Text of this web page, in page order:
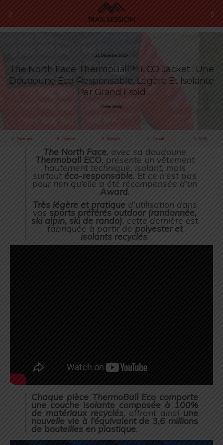
21 Décembre 2019
The North Face ThermoBall™ ECO Jacket : Une
Doudoune Éco-Responsable, Légère Et Isolante
Par Grand Froid
Cédric Masip
Partager Tweeter Épingler E-mail SMS
The North Face, avec sa doudoune
Thermoball ECO, présente un vêtement
hautement technique, isolant, mais
surtout éco-responsable. Et ce n’est pas
pour rien qu’elle a été récompensée d’un
Award.
Très légère et pratiqued’utilisation dans
vos sports préférés outdoor (randonnée,
ski alpin, ski de rando), cette dernière est
fabriquée à partir de polyester et
isolants recyclés.
Chaque pièce ThermoBallEco comporte
une couche isolante composée à 100%
de matériaux recyclés, offrant ainsi une
nouvelle vie à l’équivalent de 3,6 millions
de bouteilles en plastique.